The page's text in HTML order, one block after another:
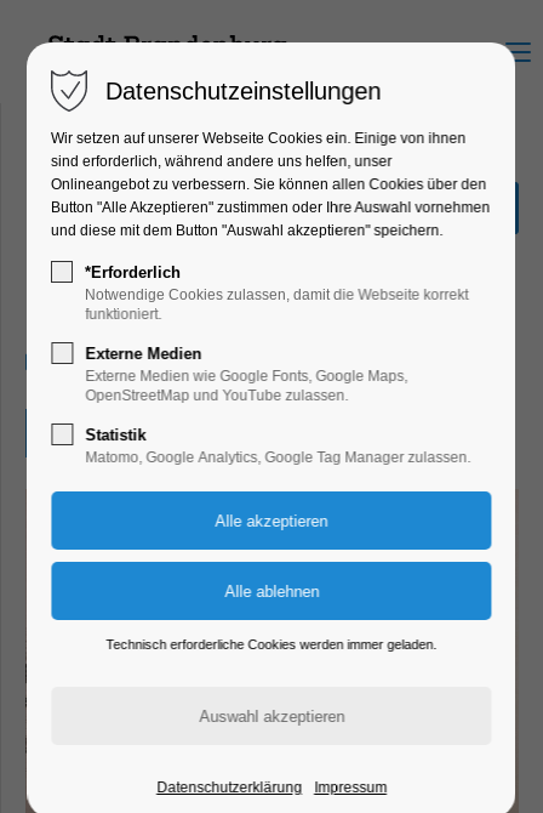
Menu
Historischer Verein: K.-O.
Edel zwischen Mark- und
Stolpersteinen
Bildung, Vortrag
19.02.2026, 18:30–19:30
Eintritt frei
Datenschutzeinstellungen
Wir setzen auf unserer Webseite Cookies ein. Einige von ihnen
sind erforderlich, während andere uns helfen, unser
Onlineangebot zu verbessern. Sie können allen Cookies über den
Button "Alle Akzeptieren" zustimmen oder Ihre Auswahl vornehmen
und diese mit dem Button "Auswahl akzeptieren" speichern.
*Erforderlich
Notwendige Cookies zulassen, damit die Webseite korrekt
funktioniert.
Externe Medien
Externe Medien wie Google Fonts, Google Maps,
OpenStreetMap und YouTube zulassen.
Statistik
Matomo, Google Analytics, Google Tag Manager zulassen.
Technisch erforderliche Cookies werden immer geladen.
Datenschutzerklärung Impressum